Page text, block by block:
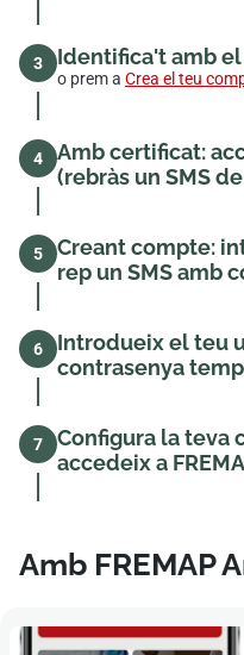
3 Identifica't amb
o prem a Crea el teu
4
Amb certificat:
(rebràs un SMS
5
Creant compte:
rep un SMS amb
6
Introdueix el teu
contrasenya
7
Configura la teva
accedeix a
Amb FREMAP